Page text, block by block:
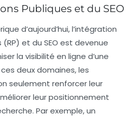
Publiques et du SEO
d’aujourd’hui, l’intégration
(RP) et du SEO est devenue
la visibilité en ligne d’une
deux domaines, les
seulement renforcer leur
leurpositionnement
. Par exemple, un